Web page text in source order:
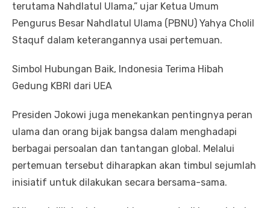
terutama Nahdlatul Ulama,” ujar Ketua Umum
Pengurus Besar Nahdlatul Ulama (PBNU) Yahya Cholil
Staquf dalam keterangannya usai pertemuan.
Simbol Hubungan Baik, Indonesia Terima Hibah
Gedung KBRI dari UEA
Presiden Jokowi juga menekankan pentingnya peran
ulama dan orang bijak bangsa dalam menghadapi
berbagai persoalan dan tantangan global. Melalui
pertemuan tersebut diharapkan akan timbul sejumlah
inisiatif untuk dilakukan secara bersama-sama.